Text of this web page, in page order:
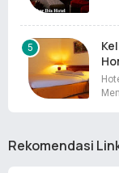
Rekomendasi